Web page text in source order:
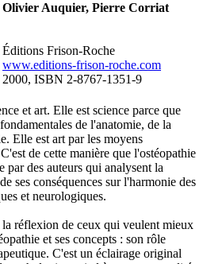
Olivier Auquier, Pierre Corriat
Éditions Frison-Roche
www.editions-frison-roche.com
2000, ISBN 2-8767-1351-9
et art. Elle est science parce que
de l'anatomie, de la
Elle est art par les moyens
de cette manière que l'ostéopathie
par des auteurs qui analysent la
ses conséquences sur l'harmonie des
et neurologiques.
réflexion de ceux qui veulent mieux
et ses concepts : son rôle
C'est un éclairage original